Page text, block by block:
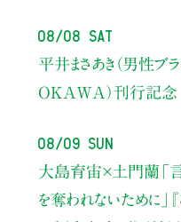
08/08 Sat
平井まさあき（男性ブラ
OKAWA）刊行記念
08/09 Sun
大島育宙×土門蘭
を奪われないために」